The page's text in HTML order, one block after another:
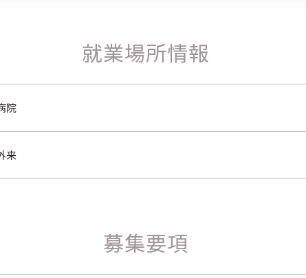
就業場所情報
院
来
募集要項